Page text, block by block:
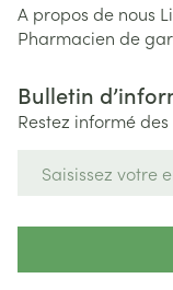
A propos de nous
Pharmacien de
Bulletin
Restez informé